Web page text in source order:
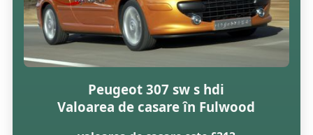
Peugeot 307 sw s hdi
Valoarea de casare în Fulwood